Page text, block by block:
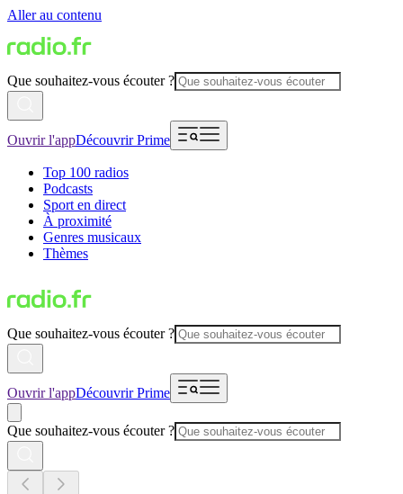
Aller au contenu
Que souhaitez-vous écouter ?
Ouvrir l'appDécouvrir Prime
Top 100 radios
Podcasts
Sport en direct
À proximité
Genres musicaux
Thèmes
Que souhaitez-vous écouter ?
Ouvrir l'appDécouvrir Prime
Que souhaitez-vous écouter ?